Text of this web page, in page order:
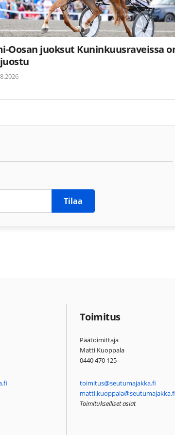
Oosan juoksut Kuninkuusraveissa
Tilaa
Toimitus
Päätoimittaja
Matti Kuoppala
0440 470 125
toimitus@seutumajakka.fi
Toimitukselliset asiat